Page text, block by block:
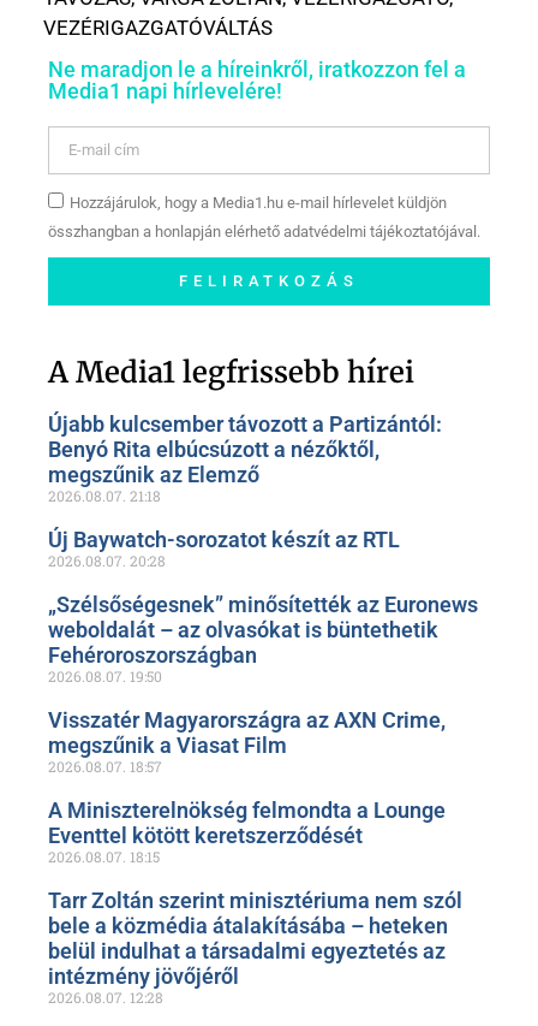
VEZÉRIGAZGATÓVÁLTÁS
Ne maradjon le a híreinkről, iratkozzon fel a
Media1 napi hírlevelére!
Hozzájárulok, hogy a Media1.hu e-mail hírlevelet küldjön
összhangban a honlapján elérhető adatvédelmi tájékoztatójával.
FELIRATKOZÁS
oldalunkon!
A Media1 legfrissebb hírei
Újabb kulcsember távozott a Partizántól:
Benyó Rita elbúcsúzott a nézőktől,
megszűnik az Elemző
2026.08.07. 21:18
Új Baywatch-sorozatot készít az RTL
2026.08.07. 20:28
„Szélsőségesnek” minősítették az Euronews
weboldalát – az olvasókat is büntethetik
Fehéroroszországban
2026.08.07. 19:50
Visszatér Magyarországra az AXN Crime,
megszűnik a Viasat Film
2026.08.07. 18:57
A Miniszterelnökség felmondta a Lounge
Eventtel kötött keretszerződését
2026.08.07. 18:15
Tarr Zoltán szerint minisztériuma nem szól
bele a közmédia átalakításába – heteken
belül indulhat a társadalmi egyeztetés az
intézmény jövőjéről
2026.08.07. 12:28